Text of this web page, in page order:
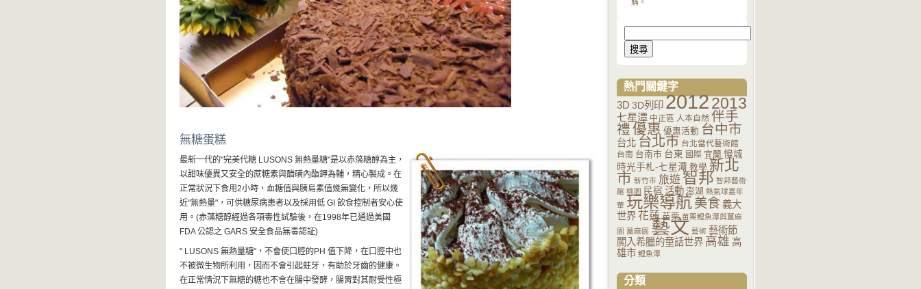
無糖蛋糕
最新一代的"完美代糖 LUSONS 無熱量糖"是以赤藻糖醇為主，
以甜味優異又安全的蔗糖素與醋磺內酯鉀為輔，精心製成。在
正常狀況下食用2小時，血糖值與胰島素值幾無變化，所以幾
近"無熱量"，可供糖尿病患者以及採用低 GI 飲食控制者安心使
用。(赤藻糖醇經過各項毒性試驗後，在1998年已通過美國
FDA 公認之 GARS 安全食品無毒認証)
" LUSONS 無熱量糖"，不會使口腔的PH 值下降，在口腔中也
不被微生物所利用，因而不會引起蛀牙，有助於牙齒的健康。
在正常情況下無糖的糖也不會在腸中發酵，腸胃對其耐受性極
購。
尋
關
熱門關鍵字
3D 3D列印20122013
七星潭 中正區 人本自然 伴手
禮優惠 優惠活動 台中市
台北 台北市 台北當代藝術館
台南 台南市 台東 國際 宜蘭 慢城
時光手札-七星潭 教學 新北
市 新竹市 旅遊 智邦 智邦藝術
館 桃園 民宿 活動 澎湖 熱氣球嘉年
華 玩樂導航美食義大
世界花蓮 苗栗 苗栗鯉魚潭與薑麻
園 薑麻園 藝文 藝術 藝術節
闖入希臘的童話世界 高雄 高
雄市 鯉魚潭
分類